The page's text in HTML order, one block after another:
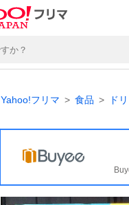
Yahoo!フリマ 食品 ド